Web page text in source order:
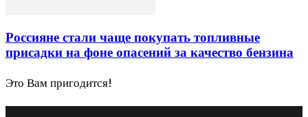
Россияне стали чаще покупать топливные
присадки на фоне опасений за качество бензина
Это Вам пригодится!